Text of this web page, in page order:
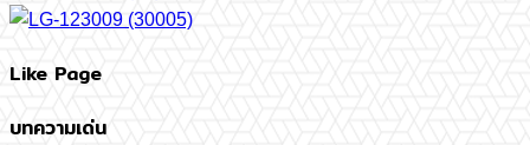
Like Page
บทความเด่น